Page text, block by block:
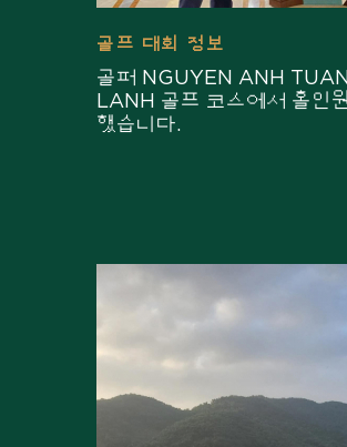
골프 대회 정보
골퍼 NGUYEN ANH
LANH 골프 코스에서 홀인
했습니다.